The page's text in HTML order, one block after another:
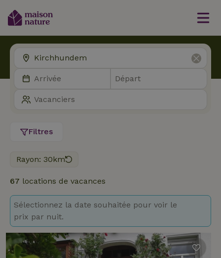
Filtres
Rayon: 30km
67 locations de vacances
Sélectionnez la date souhaitée pour voir le
prix par nuit.